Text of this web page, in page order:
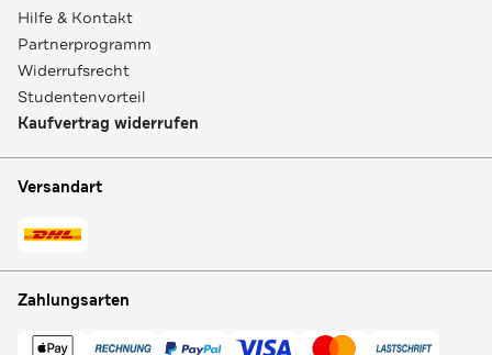
Hilfe & Kontakt
Partnerprogramm
Widerrufsrecht
Studentenvorteil
Kaufvertrag widerrufen
Versandart
Zahlungsarten